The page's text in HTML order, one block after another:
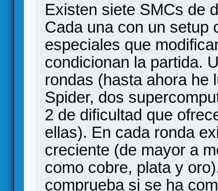
Existen siete SMCs de
Cada una con un setup
especiales que
condicionan la partida.
rondas (hasta ahora he
Spider, dos
2 de dificultad que
ellas). En cada ronda
creciente (de mayor a
como cobre, plata y
comprueba si se ha